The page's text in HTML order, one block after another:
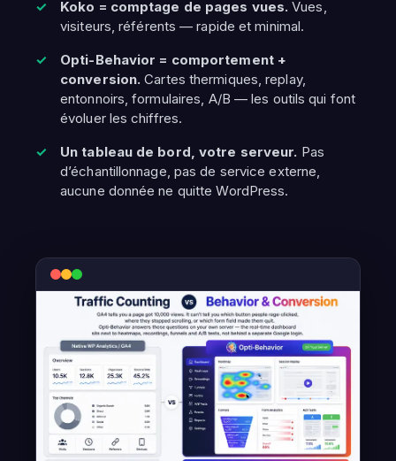
Koko = comptage de pages vues. Vues,
visiteurs, référents — rapide et minimal.
Opti-Behavior = comportement +
conversion. Cartes thermiques, replay,
entonnoirs, formulaires, A/B — les outils qui font
évoluer les chiffres.
Un tableau de bord, votre serveur. Pas
d’échantillonnage, pas de service externe,
aucune donnée ne quitte WordPress.